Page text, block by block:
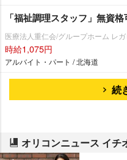
「福祉調理スタッフ」無資
医療法人重仁会/グループホーム レ
時給1,075円
アルバイト・パート / 北海道
続
オリコンニュース イチ